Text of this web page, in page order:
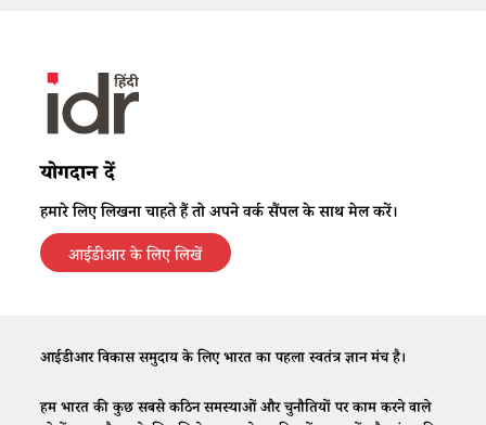
योगदान दें
हमारे लिए लिखना चाहते हैं तो अपने वर्क सैंपल के साथ मेल करें।
आईडीआर के लिए लिखें
आईडीआर विकास समुदाय के लिए भारत का पहला स्वतंत्र ज्ञान मंच है।
हम भारत की कुछ सबसे कठिन समस्याओं और चुनौतियों पर काम करने वाले